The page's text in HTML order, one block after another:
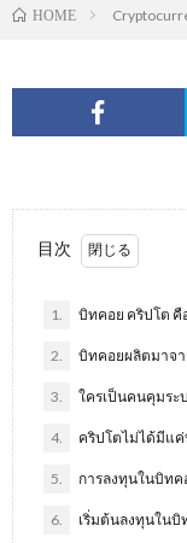
HOME
目次
1. บิทคอย คริปโต คื
2. บิทคอยผลิตมาจ
3. ใครเป็นคนคุมระ
4. คริปโตไม่ได้มีแ
5. การลงทุนในบิทค
6. เริ่มต้นลงทุนในบิ